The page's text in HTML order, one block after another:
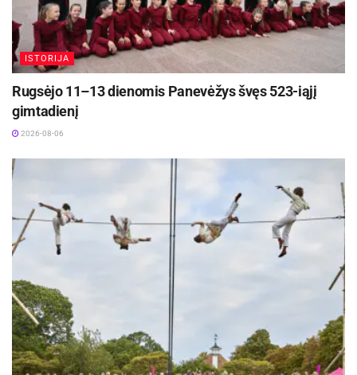
ISTORIJA
Rugsėjo 11–13 dienomis Panevėžys švęs 523-iąjį
gimtadienį
2026-08-06